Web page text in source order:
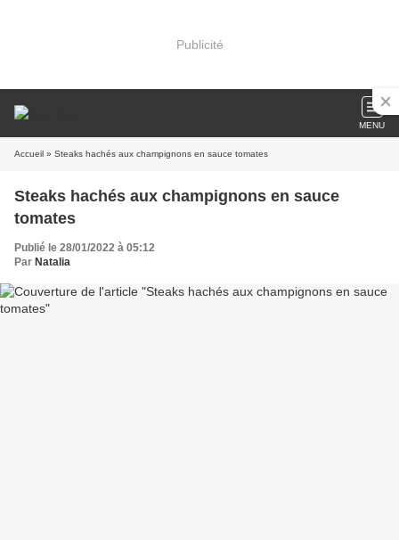
Publicité
MENU
Accueil » Steaks hachés aux champignons en sauce tomates
Steaks hachés aux champignons en sauce
tomates
Publié le 28/01/2022 à 05:12
Par Natalia